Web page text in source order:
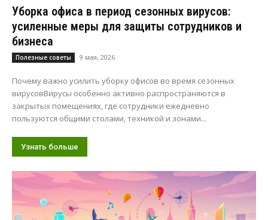
Уборка офиса в период сезонных вирусов:
усиленные меры для защиты сотрудников и
бизнеса
Полезные советы 9 мая, 2026
Почему важно усилить уборку офисов во время сезонных
вирусовВирусы особенно активно распространяются в
закрытых помещениях, где сотрудники ежедневно
пользуются общими столами, техникой и зонами...
Узнать больше